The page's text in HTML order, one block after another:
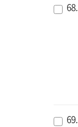
68.
69.